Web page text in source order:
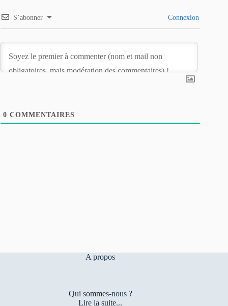
S’abonner Connexion
0 COMMENTAIRES
A propos
Qui sommes-nous ?
Lire la suite...